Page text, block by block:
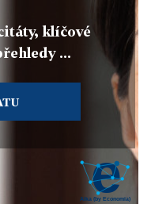
klíčové
...